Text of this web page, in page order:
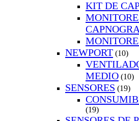
KIT DE
NEWPORT (10)
MEDIO (10)
SENSORES (19)
(19)